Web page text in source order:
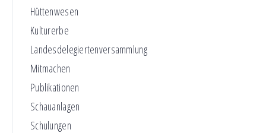
Hüttenwesen
Kulturerbe
Landesdelegiertenversammlung
Mitmachen
Publikationen
Schauanlagen
Schulungen